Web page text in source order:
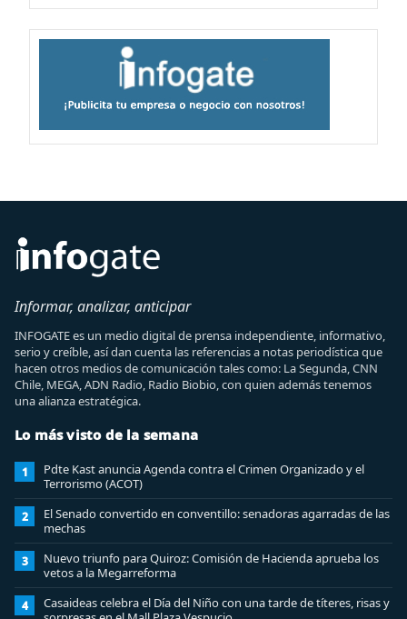
Informar, analizar, anticipar
INFOGATE es un medio digital de prensa independiente, informativo,
serio y creíble, así dan cuenta las referencias a notas periodística que
hacen otros medios de comunicación tales como: La Segunda, CNN
Chile, MEGA, ADN Radio, Radio Biobio, con quien además tenemos
una alianza estratégica.
Lo más visto de la semana
1
Pdte Kast anuncia Agenda contra el Crimen Organizado y el
Terrorismo (ACOT)
2
El Senado convertido en conventillo: senadoras agarradas de las
mechas
3
Nuevo triunfo para Quiroz: Comisión de Hacienda aprueba los
vetos a la Megarreforma
4
Casaideas celebra el Día del Niño con una tarde de títeres, risas y